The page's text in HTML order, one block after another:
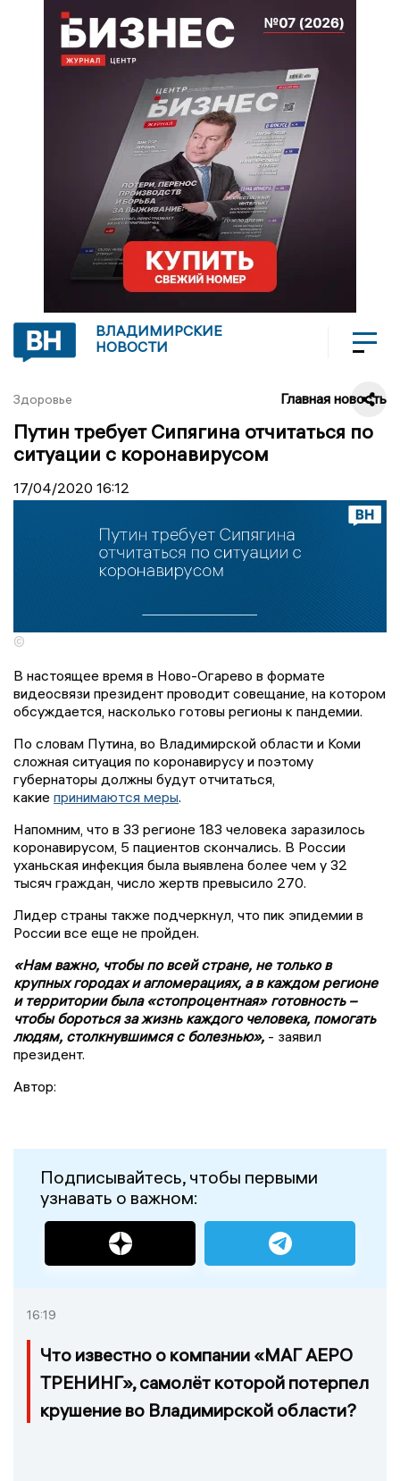
ВЛАДИМИРСКИЕ
НОВОСТИ
Здоровье Главная новость
Путин требует Сипягина отчитаться по
ситуации с коронавирусом
17/04/2020 16:12
©
В настоящее время в Ново-Огарево в формате
видеосвязи президент проводит совещание, на котором
обсуждается, насколько готовы регионы к пандемии.
По словам Путина, во Владимирской области и Коми
сложная ситуация по коронавирусу и поэтому
губернаторы должны будут отчитаться,
какие принимаются меры.
Напомним, что в 33 регионе 183 человека заразилось
коронавирусом, 5 пациентов скончались. В России
уханьская инфекция была выявлена более чем у 32
тысяч граждан, число жертв превысило 270.
Лидер страны также подчеркнул, что пик эпидемии в
России все еще не пройден.
«Нам важно, чтобы по всей стране, не только в
крупных городах и агломерациях, а в каждом регионе
и территории была «стопроцентная» готовность –
чтобы бороться за жизнь каждого человека, помогать
людям, столкнувшимся с болезнью», - заявил
президент.
Автор:
Подписывайтесь, чтобы первыми
узнавать о важном:
16:19
Что известно о компании «МАГ АЕРО
ТРЕНИНГ», самолёт которой потерпел
крушение во Владимирской области?